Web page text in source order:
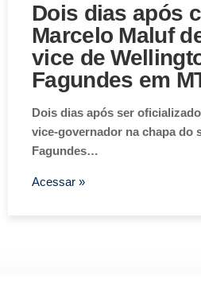
Dois dias após
Marcelo Maluf
vice de
Fagundes em
Dois dias após ser
vice-governador na chapa do
Fagundes…
Acessar »